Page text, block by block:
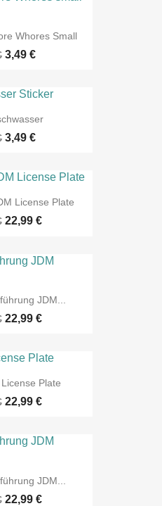
Whores Small
3,49 €
3,49 €
License Plate
22,99 €
JDM...
22,99 €
Plate
22,99 €
JDM...
22,99 €